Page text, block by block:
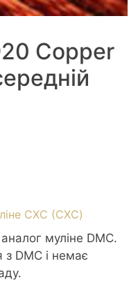
Copper
СХС (CXC)
муліне DMC.
з DMC і немає